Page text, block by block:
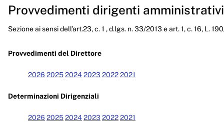
Consulenti e collaboratori
Personale
Bandi di concorso
Performance
Enti controllati
Attività e procedimenti
Provvedimenti dirigenti amministrativi
Sezione ai sensi dell’art.23, c. 1 , d.lgs. n. 33/2013 e art. 1, c. 16, L.
Provvedimenti del Direttore
2026 202520242023 20222021
Determinazioni Dirigenziali
2026 202520242023 20222021